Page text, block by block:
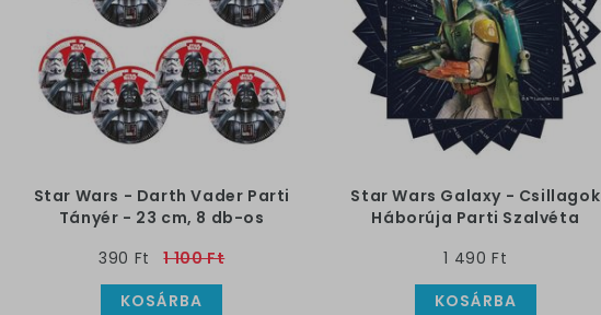
Star Wars - Darth Vader Parti
Tányér - 23 cm, 8 db-os
390 Ft
1 100 Ft
KOSÁRBA
Star Wars Galaxy - Csillagok
Háborúja Parti Szalvéta
1 490 Ft
KOSÁRBA